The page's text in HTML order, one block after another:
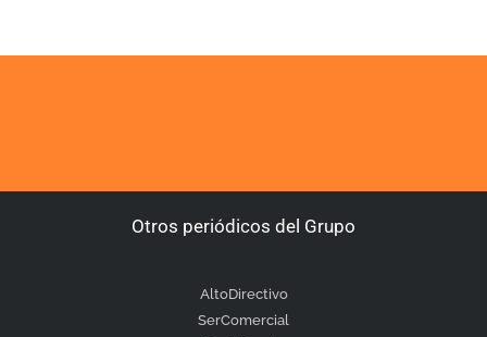
Otros periódicos del Grupo
AltoDirectivo
SerComercial